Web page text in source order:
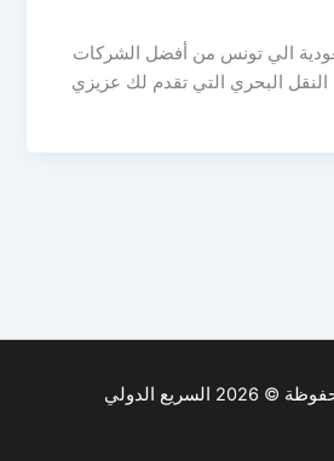
الي تونس من أفضل الشركات
البحري التي تقدم لك عزيزي
السريع الدولي